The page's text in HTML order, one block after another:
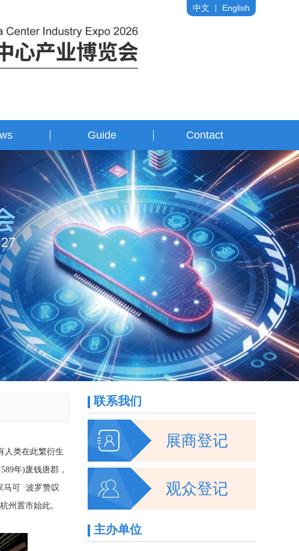
中文 English
Guide Contact
联系我们
 展商登记
 观众登记
主办单位
人类在此繁衍生
年)废钱唐郡，
可 ·波罗赞叹
州置市始此。